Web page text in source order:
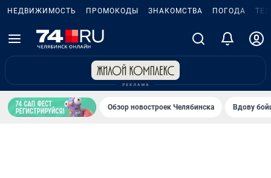
НЕДВИЖИМОСТЬ ПРОМОКОДЫ ЗНАКОМСТВА ПОГОДА
Обзор новостроек Челябинска Вдову